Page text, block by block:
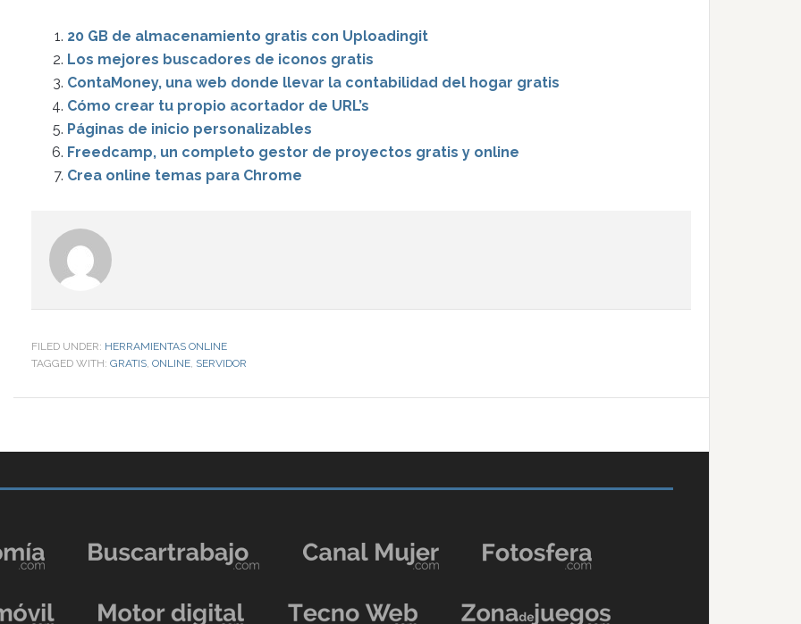
20 GB de almacenamiento gratis con Uploadingit
Los mejores buscadores de iconos gratis
ContaMoney, una web donde llevar la contabilidad del hogar gratis
Cómo crear tu propio acortador de URL’s
Páginas de inicio personalizables
Freedcamp, un completo gestor de proyectos gratis y online
Crea online temas para Chrome
FILED UNDER: HERRAMIENTAS ONLINE
TAGGED WITH: GRATIS, ONLINE, SERVIDOR